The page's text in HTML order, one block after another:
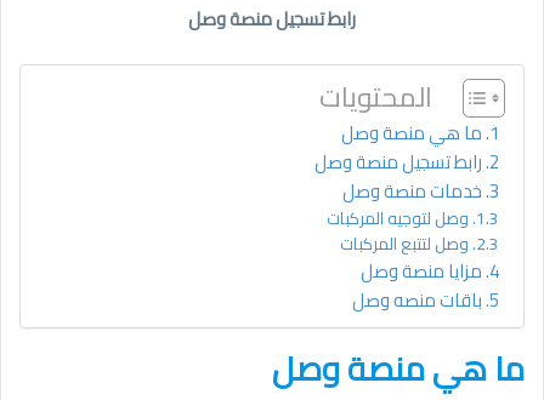
رابط تسجيل منصة وصل
المحتويات
ما هي منصة وصل
رابط تسجيل منصة وصل
خدمات منصة وصل
وصل لتوجيه المركبات
وصل لتتبع المركبات
مزايا منصة وصل
باقات منصه وصل
ما هي منصة وصل